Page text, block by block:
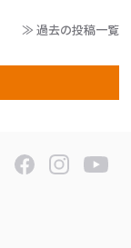
≫ 過去の投稿一覧